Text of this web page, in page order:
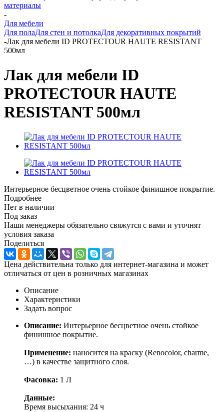
материалы
-
Для мебели
Для полаДля стен и потолкаДля декоративных покрытий
-Лак для мебели ID PROTECTOUR HAUTE RESISTANT
500мл
Лак для мебели ID
PROTECTOUR HAUTE
RESISTANT 500мл
Интерьерное бесцветное очень стойкое финишное покрытие.
Подробнее
Нет в наличии
Под заказ
Наши менеджеры обязательно свяжутся с вами и уточнят
условия заказа
Поделиться
Цена действительна только для интернет-магазина и может
отличаться от цен в розничных магазинах
Описание
Характеристики
Задать вопрос
Описание: Интерьерное бесцветное очень стойкое
финишное покрытие.
Применение: наносится на краску (Renocolor, charme,
…) в качестве защитного слоя.
Фасовка: 1 Л
Данные:
Время высыхания: 24 ч